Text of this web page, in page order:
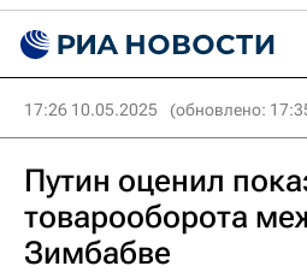
17:26 10.05.2025 (обновлено:
Путин оценил
товарооборота
Зимбабве